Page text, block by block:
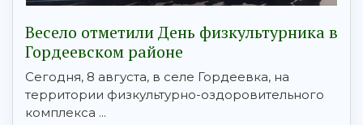
Весело отметили День физкультурника в
Гордеевском районе
Сегодня, 8 августа, в селе Гордеевка, на
территории физкультурно-оздоровительного
комплекса ...